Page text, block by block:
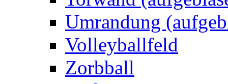
Umrandung
Volleyballfeld
Zorbball